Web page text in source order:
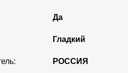
Да
Гладкий
РОССИЯ